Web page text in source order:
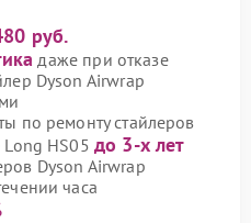
руб.
даже при отказе
Dyson Airwrap
по ремонту стайлеров
HS05 до 3-х лет
Dyson Airwrap
часа